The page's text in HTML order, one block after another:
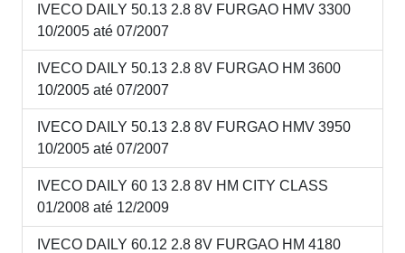
IVECO DAILY 50.13 2.8 8V FURGAO HMV 3300
10/2005 até 07/2007
IVECO DAILY 50.13 2.8 8V FURGAO HM 3600
10/2005 até 07/2007
IVECO DAILY 50.13 2.8 8V FURGAO HMV 3950
10/2005 até 07/2007
IVECO DAILY 60 13 2.8 8V HM CITY CLASS
01/2008 até 12/2009
IVECO DAILY 60.12 2.8 8V FURGAO HM 4180